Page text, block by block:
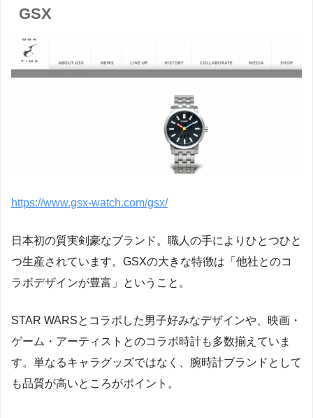
GSX
https://www.gsx-watch.com/gsx/
日本初の質実剣豪なブランド。職人の手によりひとつひと
つ生産されています。GSXの大きな特徴は「他社とのコ
ラボデザインが豊富」ということ。
STAR WARSとコラボした男子好みなデザインや、映画・
ゲーム・アーティストとのコラボ時計も多数揃えていま
す。単なるキャラグッズではなく、腕時計ブランドとして
も品質が高いところがポイント。